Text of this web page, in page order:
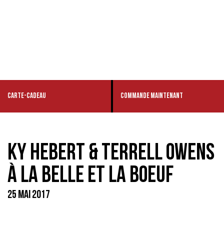
CARTE-CADEAU COMMANDE MAINTENANT
KY HEBERT & TERRELL OWENS
À LA BELLE ET LA BOEUF
25 MAI 2017